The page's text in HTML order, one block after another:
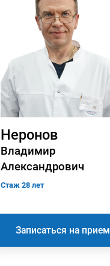
Неронов
Владимир
Александрович
Стаж 28 лет
Записаться на прием